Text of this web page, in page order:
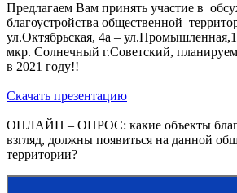
Предлагаем Вам принять участие в
благоустройства общественной
ул.Октябрьская, 4а –
мкр. Солнечный г.Советский,
в 2021 году!!
Скачать презентацию
ОНЛАЙН – ОПРОС: какие объекты
взгляд, должны появиться на данной
территории?